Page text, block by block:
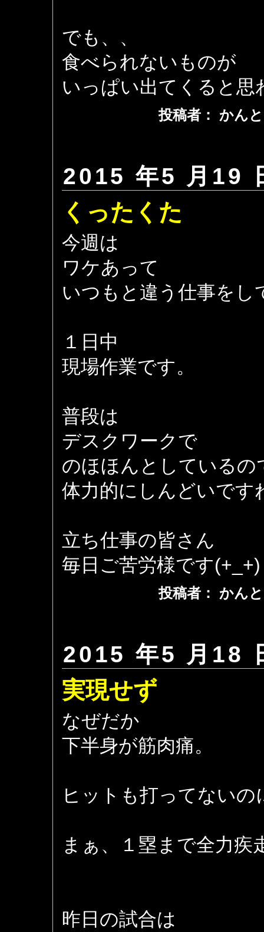
でも、、
食べられないものが
いっぱい出てくると思
投稿者： かん
2015 年5 月19
くったくた
今週は
ワケあって
いつもと違う仕事をし
１日中
現場作業です。
普段は
デスクワークで
のほほんとしているの
体力的にしんどいです
立ち仕事の皆さん
毎日ご苦労様です(+_+)
投稿者： かん
2015 年5 月18
実現せず
なぜだか
下半身が筋肉痛。
ヒットも打ってないの
まぁ、１塁まで全力
昨日の試合は